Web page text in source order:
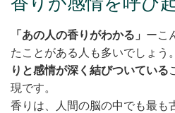
「あの人の香りがわかる」 ーこ
たことがある人も多いでしょう
りと感情が深く結びついている
現です。
香りは、人間の脳の中でも最も